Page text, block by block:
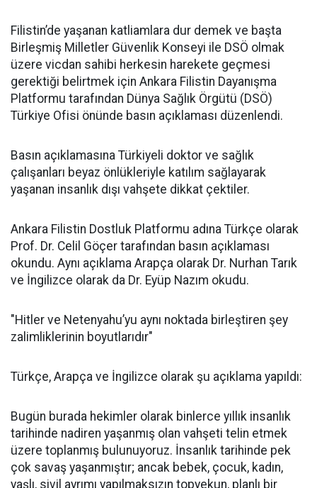
Filistin’de yaşanan katliamlara dur demek ve başta
Birleşmiş Milletler Güvenlik Konseyi ile DSÖ olmak
üzere vicdan sahibi herkesin harekete geçmesi
gerektiği belirtmek için Ankara Filistin Dayanışma
Platformu tarafından Dünya Sağlık Örgütü (DSÖ)
Türkiye Ofisi önünde basın açıklaması düzenlendi.
Basın açıklamasına Türkiyeli doktor ve sağlık
çalışanları beyaz önlükleriyle katılım sağlayarak
yaşanan insanlık dışı vahşete dikkat çektiler.
Ankara Filistin Dostluk Platformu adına Türkçe olarak
Prof. Dr. Celil Göçer tarafından basın açıklaması
okundu. Aynı açıklama Arapça olarak Dr. Nurhan Tarık
ve İngilizce olarak da Dr. Eyüp Nazım okudu.
"Hitler ve Netenyahu’yu aynı noktada birleştiren şey
zalimliklerinin boyutlarıdır"
Türkçe, Arapça ve İngilizce olarak şu açıklama yapıldı:
Bugün burada hekimler olarak binlerce yıllık insanlık
tarihinde nadiren yaşanmış olan vahşeti telin etmek
üzere toplanmış bulunuyoruz. İnsanlık tarihinde pek
çok savaş yaşanmıştır; ancak bebek, çocuk, kadın,
yaşlı, sivil ayrımı yapılmaksızın topyekun, planlı bir